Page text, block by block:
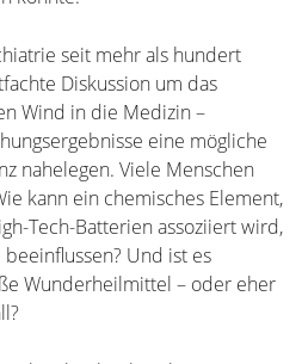
seit mehr als hundert
Diskussion um das
Wind in die Medizin –
eine mögliche
nahelegen. Viele Menschen
kann ein chemisches Element,
Tech-Batterien assoziiert wird,
Und ist es
Wunderheilmittel – oder eher